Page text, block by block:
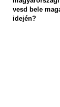
vesd bele
idején?